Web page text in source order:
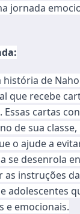
jornada
história de
que recebe
cartas
de sua
o ajude a
se desenrola
as instruções
adolescentes
e emocionais.